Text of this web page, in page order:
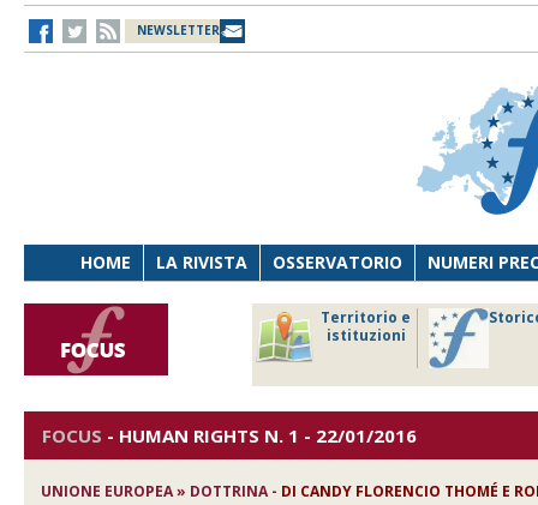
NEWSLETTER
HOME LA RIVISTA OSSERVATORIO NUMERI
Territorio e
istituzioni
FOCUS - HUMAN RIGHTS N. 1 - 22/01/2016
UNIONE EUROPEA » DOTTRINA - DI CANDY FLORENCIO THOMÉ E